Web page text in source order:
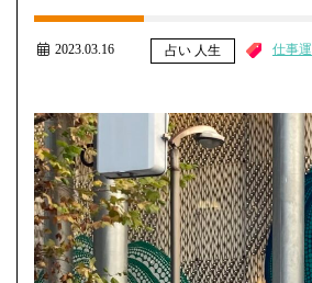
2023.03.16 占い 人生 仕事運